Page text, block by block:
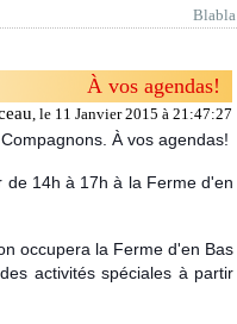
Blabla
À vos agendas!
, le 11 Janvier 2015 à 21:47:27
À vos agendas!
de 14h à 17h à la Ferme d'en
occupera la Ferme d'en Bas
activités spéciales à partir